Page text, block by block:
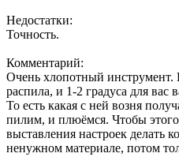
Недостатки:
Точность.
Комментарий:
Очень хлопотный инструмент.
распила, и 1-2 градуса для вас
То есть какая с ней возня
пилим, и плюёмся. Чтобы
выставления настроек делать
ненужном материале, потом